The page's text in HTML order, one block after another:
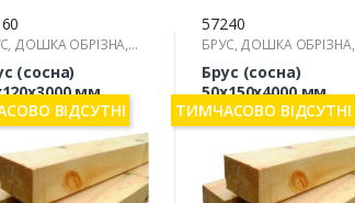
ДОШКА ОБРІЗНА,
(сосна)
мм
ВІДСУТНІ
57240
БРУС, ДОШКА ОБРІЗНА,
РЕЙКА
Брус (сосна)
50х150х4000 мм
ТИМЧАСОВО ВІДСУТНІ